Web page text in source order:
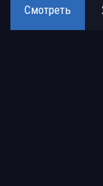
Смотреть